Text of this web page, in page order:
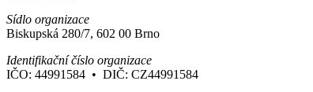
Sídlo organizace
Biskupská 280/7, 602 00 Brno
Identifikační číslo organizace
IČO: 44991584 • DIČ: CZ44991584